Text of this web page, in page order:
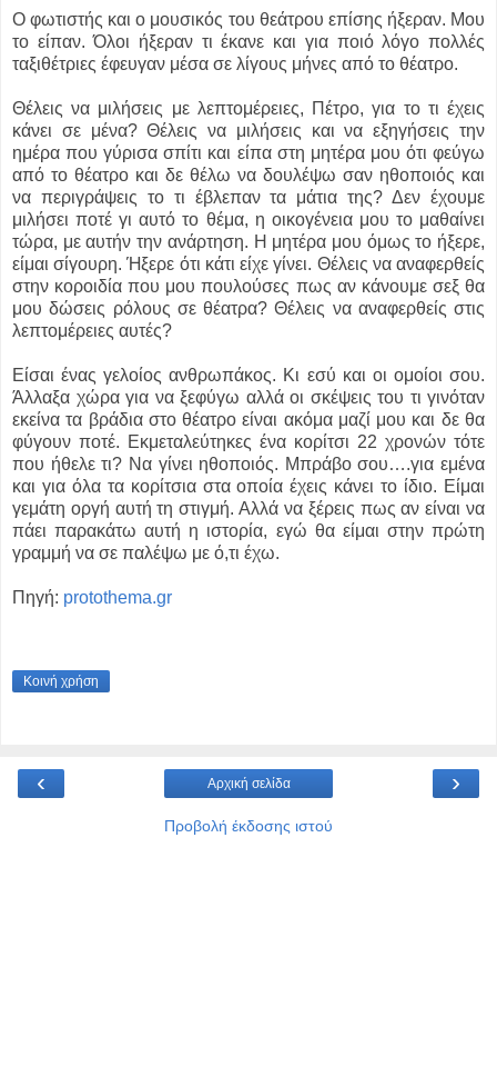
Ο φωτιστής και ο μουσικός του θεάτρου επίσης ήξεραν. Μου
το είπαν. Όλοι ήξεραν τι έκανε και για ποιό λόγο πολλές
ταξιθέτριες έφευγαν μέσα σε λίγους μήνες από το θέατρο.
Θέλεις να μιλήσεις με λεπτομέρειες, Πέτρο, για το τι έχεις
κάνει σε μένα? Θέλεις να μιλήσεις και να εξηγήσεις την
ημέρα που γύρισα σπίτι και είπα στη μητέρα μου ότι φεύγω
από το θέατρο και δε θέλω να δουλέψω σαν ηθοποιός και
να περιγράψεις το τι έβλεπαν τα μάτια της? Δεν έχουμε
μιλήσει ποτέ γι αυτό το θέμα, η οικογένεια μου το μαθαίνει
τώρα, με αυτήν την ανάρτηση. Η μητέρα μου όμως το ήξερε,
είμαι σίγουρη. Ήξερε ότι κάτι είχε γίνει. Θέλεις να αναφερθείς
στην κοροιδία που μου πουλούσες πως αν κάνουμε σεξ θα
μου δώσεις ρόλους σε θέατρα? Θέλεις να αναφερθείς στις
λεπτομέρειες αυτές?
Είσαι ένας γελοίος ανθρωπάκος. Κι εσύ και οι ομοίοι σου.
Άλλαξα χώρα για να ξεφύγω αλλά οι σκέψεις του τι γινόταν
εκείνα τα βράδια στο θέατρο είναι ακόμα μαζί μου και δε θα
φύγουν ποτέ. Εκμεταλεύτηκες ένα κορίτσι 22 χρονών τότε
που ήθελε τι? Να γίνει ηθοποιός. Μπράβο σου….για εμένα
και για όλα τα κορίτσια στα οποία έχεις κάνει το ίδιο. Είμαι
γεμάτη οργή αυτή τη στιγμή. Αλλά να ξέρεις πως αν είναι να
πάει παρακάτω αυτή η ιστορία, εγώ θα είμαι στην πρώτη
γραμμή να σε παλέψω με ό,τι έχω.
Πηγή: protothema.gr
Κοινή χρήση
‹ ›
Αρχική σελίδα
Προβολή έκδοσης ιστού